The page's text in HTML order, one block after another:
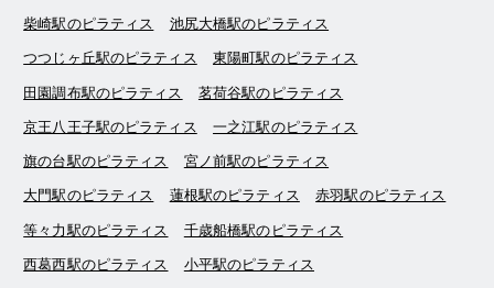
柴崎駅のピラティス 池尻大橋駅のピラティス
つつじヶ丘駅のピラティス 東陽町駅のピラティス
田園調布駅のピラティス 茗荷谷駅のピラティス
京王八王子駅のピラティス 一之江駅のピラティス
旗の台駅のピラティス 宮ノ前駅のピラティス
大門駅のピラティス 蓮根駅のピラティス 赤羽駅のピラティス
等々力駅のピラティス 千歳船橋駅のピラティス
西葛西駅のピラティス 小平駅のピラティス